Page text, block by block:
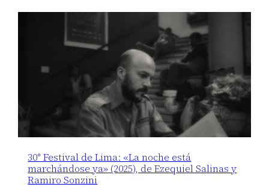
30° Festival de Lima: «La noche está
marchándose ya» (2025), de Ezequiel Salinas y
Ramiro Sonzini